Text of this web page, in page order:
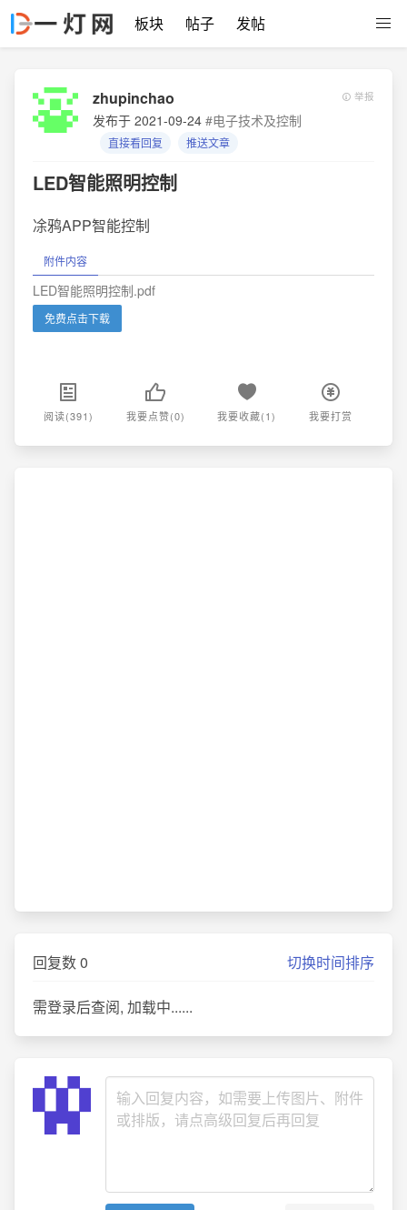
板块 帖子 发帖
zhupinchao
发布于 2021-09-24 #电子技术及控制
直接看回复 推送文章
举报
LED智能照明控制
凃鸦APP智能控制
附件内容
LED智能照明控制.pdf
免费点击下载
阅读(391) 我要点赞(0) 我要收藏(1) 我要打赏
回复数0 切换时间排序
需登录后查阅, 加载中......